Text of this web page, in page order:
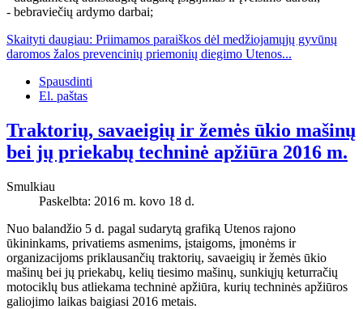
- bebraviečių ardymo darbai;
Skaityti daugiau: Priimamos paraiškos dėl medžiojamųjų gyvūnų
daromos žalos prevencinių priemonių diegimo Utenos...
Spausdinti
El. paštas
Traktorių, savaeigių ir žemės ūkio mašinų
bei jų priekabų techninė apžiūra 2016 m.
Smulkiau
Paskelbta: 2016 m. kovo 18 d.
Nuo balandžio 5 d. pagal sudarytą grafiką Utenos rajono
ūkininkams, privatiems asmenims, įstaigoms, įmonėms ir
organizacijoms priklausančių traktorių, savaeigių ir žemės ūkio
mašinų bei jų priekabų, kelių tiesimo mašinų, sunkiųjų keturračių
motociklų bus atliekama techninė apžiūra, kurių techninės apžiūros
galiojimo laikas baigiasi 2016 metais.